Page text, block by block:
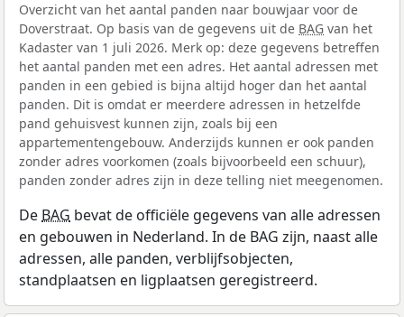
Overzicht van het aantal panden naar bouwjaar voor de
Doverstraat. Op basis van de gegevens uit de BAG van het
Kadaster van 1 juli 2026. Merk op: deze gegevens betreffen
het aantal panden met een adres. Het aantal adressen met
panden in een gebied is bijna altijd hoger dan het aantal
panden. Dit is omdat er meerdere adressen in hetzelfde
pand gehuisvest kunnen zijn, zoals bij een
appartementengebouw. Anderzijds kunnen er ook panden
zonder adres voorkomen (zoals bijvoorbeeld een schuur),
panden zonder adres zijn in deze telling niet meegenomen.
De BAG bevat de officiële gegevens van alle adressen
en gebouwen in Nederland. In de BAG zijn, naast alle
adressen, alle panden, verblijfsobjecten,
standplaatsen en ligplaatsen geregistreerd.